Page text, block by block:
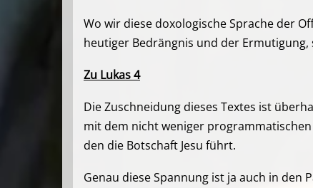
Wo wir diese doxologische Sprache der
heutiger Bedrängnis und der
Zu Lukas 4
Die Zuschneidung dieses Textes ist
mit dem nicht weniger
den die Botschaft Jesu führt.
Genau diese Spannung ist ja auch in